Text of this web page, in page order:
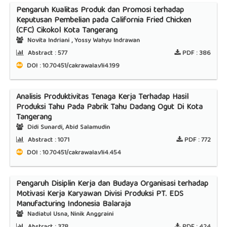
Pengaruh Kualitas Produk dan Promosi terhadap
Keputusan Pembelian pada California Fried Chicken
(CFC) Cikokol Kota Tangerang
Novita Indriani , Yossy Wahyu Indrawan
Abstract :577 PDF :386
DOI : 10.70451/cakrawala.v1i4.199
Analisis Produktivitas Tenaga Kerja Terhadap Hasil
Produksi Tahu Pada Pabrik Tahu Dadang Ogut Di Kota
Tangerang
Didi Sunardi, Abid Salamudin
Abstract :1071 PDF :772
DOI : 10.70451/cakrawala.v1i4.454
Pengaruh Disiplin Kerja dan Budaya Organisasi terhadap
Motivasi Kerja Karyawan Divisi Produksi PT. EDS
Manufacturing Indonesia Balaraja
Nadiatul Usna, Ninik Anggraini